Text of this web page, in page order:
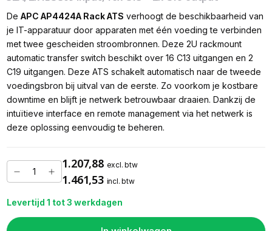
De APC AP4424A Rack ATS verhoogt de beschikbaarheid van
je IT-apparatuur door apparaten met één voeding te verbinden
met twee gescheiden stroombronnen. Deze 2U rackmount
automatic transfer switch beschikt over 16 C13 uitgangen en 2
C19 uitgangen. Deze ATS schakelt automatisch naar de tweede
voedingsbron bij uitval van de eerste. Zo voorkom je kostbare
downtime en blijft je netwerk betrouwbaar draaien. Dankzij de
intuïtieve interface en remote management via het netwerk is
deze oplossing eenvoudig te beheren.
1.207,88 excl. btw
1.461,53 incl. btw
Levertijd 1 tot 3 werkdagen